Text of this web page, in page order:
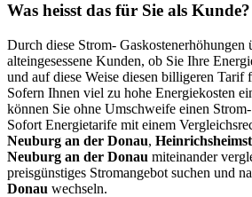
Was heisst das für Sie als Kunde?
Durch diese Strom- Gaskostenerhöhungen
alteingesessene Kunden, ob Sie Ihre
und auf diese Weise diesen billigeren Tarif
Sofern Ihnen viel zu hohe Energiekosten
können Sie ohne Umschweife einen
Sofort Energietarife mit einem
Neuburg an der Donau,
Neuburg an der Donau miteinander
preisgünstiges Stromangebot suchen und
Donau wechseln.